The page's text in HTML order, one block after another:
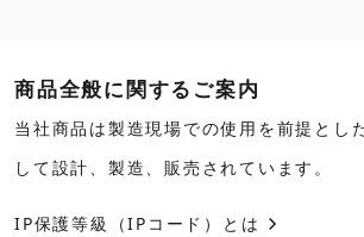
商品全般に関するご案内
当社商品は製造現場での使用を前提とし
して設計、製造、販売されています。
IP保護等級（IPコード）とは